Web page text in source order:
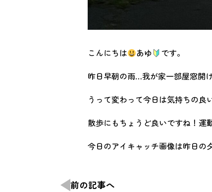
こんにちは あゆ
です。
昨日早朝の雨…我が家一部屋窓開
うって変わって今日は気持ちの良
散歩にもちょうど良いですね！運
今日のアイキャッチ画像は昨日の
前の記事へ